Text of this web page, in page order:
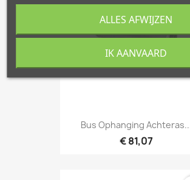
Bus Ophanging
€ 81,07
ALLES AFWIJZEN
IK AANVAARD